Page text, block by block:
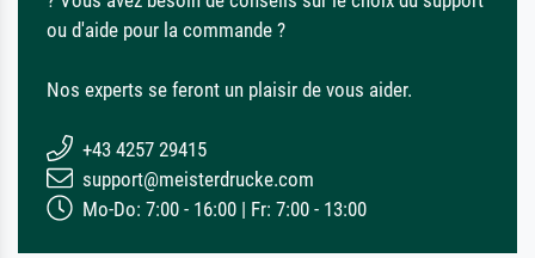
ou d'aide pour la commande ?
Nos experts se feront un plaisir de vous aider.
+43 4257 29415
support@meisterdrucke.com
Mo-Do: 7:00 - 16:00 | Fr: 7:00 - 13:00